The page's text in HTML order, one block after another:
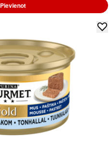
Pievienot